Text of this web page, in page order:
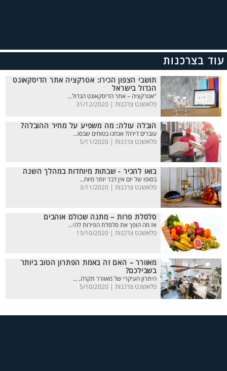
עוד בצרכנות
תושבי הצפון הכירו: אטרקציה אתר הדיסקאונט
הגדול בישראל
"אטרקציה – אתר הדיסקאונט הגדול...
פלאשנט צרכנות | 31/12/2020
הובלה עולה: מה משפיע על מחיר ההובלה?
עוברים דירה? אנחנו בטוחים שבסו...
פלאשנט צרכנות | 5/11/2020
בואו להכיר - שבתות מיוחדות במהלך השנה
בסופו של יום אין דבר יותר מיוח...
פלאשנט צרכנות | 3/11/2020
סלסלת פרות – מתנה שכולם אוהבים
אז מה הופך את סלסלת הפירות להי...
פלאשנט צרכנות | 13/10/2020
מאוורר – האם זה באמת הפתרון הטוב ביותר
בשבילכם?
היתרון העיקרי של מאוורר תקרה, ...
פלאשנט צרכנות | 5/10/2020